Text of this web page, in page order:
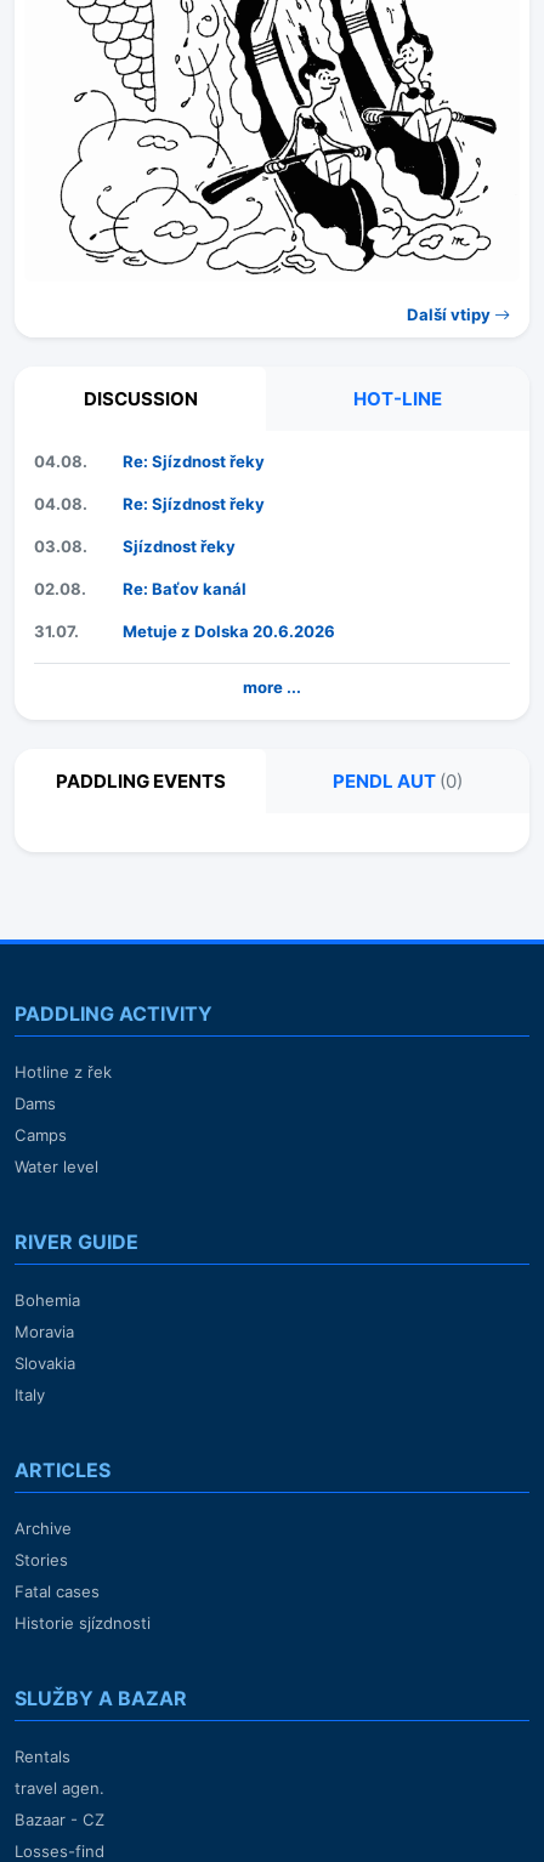
Další vtipy
DISCUSSION HOT-LINE
04.08. Re: Sjízdnost řeky
04.08. Re: Sjízdnost řeky
03.08. Sjízdnost řeky
02.08. Re: Baťov kanál
31.07. Metuje z Dolska 20.6.2026
more ...
PADDLING EVENTS PENDL AUT (0)
PADDLING ACTIVITY
Hotline z řek
Dams
Camps
Water level
RIVER GUIDE
Bohemia
Moravia
Slovakia
Italy
ARTICLES
Archive
Stories
Fatal cases
Historie sjízdnosti
SLUŽBY A BAZAR
Rentals
travel agen.
Bazaar - CZ
Losses-find